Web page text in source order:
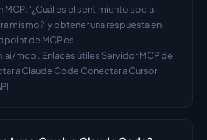
'¿Cuál es el sentimiento social
mismo?' y obtener una respuesta en
de MCP es
mcp . Enlaces útiles Servidor MCP de
a Claude Code Conectar a Cursor